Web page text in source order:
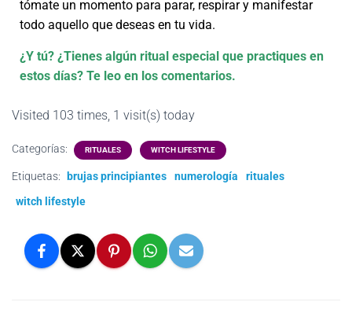
tómate un momento para parar, respirar y manifestar
todo aquello que deseas en tu vida.
¿Y tú? ¿Tienes algún ritual especial que practiques en
estos días? Te leo en los comentarios.
Visited 103 times, 1 visit(s) today
Categorías: RITUALES WITCH LIFESTYLE
Etiquetas: brujas principiantes numerología
rituales
witch lifestyle